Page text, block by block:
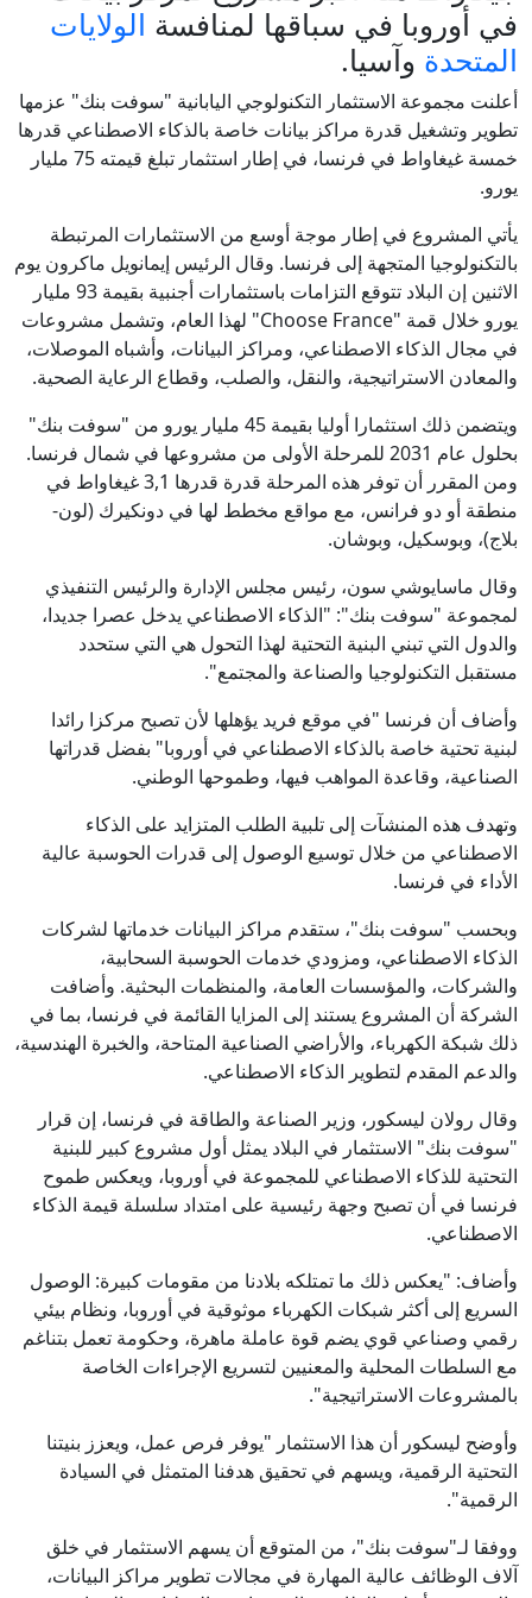
في أوروبا في سباقها لمنافسة الولايات
المتحدة وآسيا.
أعلنت مجموعة الاستثمار التكنولوجي اليابانية "سوفت بنك" عزمها
تطوير وتشغيل قدرة مراكز بيانات خاصة بالذكاء الاصطناعي قدرها
خمسة غيغاواط في فرنسا، في إطار استثمار تبلغ قيمته 75 مليار
يورو.
يأتي المشروع في إطار موجة أوسع من الاستثمارات المرتبطة
بالتكنولوجيا المتجهة إلى فرنسا. وقال الرئيس إيمانويل ماكرون يوم
الاثنين إن البلاد تتوقع التزامات باستثمارات أجنبية بقيمة 93 مليار
يورو خلال قمة "Choose France" لهذا العام، وتشمل مشروعات
في مجال الذكاء الاصطناعي، ومراكز البيانات، وأشباه الموصلات،
والمعادن الاستراتيجية، والنقل، والصلب، وقطاع الرعاية الصحية.
ويتضمن ذلك استثمارا أوليا بقيمة 45 مليار يورو من "سوفت بنك"
بحلول عام 2031 للمرحلة الأولى من مشروعها في شمال فرنسا.
ومن المقرر أن توفر هذه المرحلة قدرة قدرها 3,1 غيغاواط في
منطقة أو دو فرانس، مع مواقع مخطط لها في دونكيرك (لون-
بلاج)، وبوسكيل، وبوشان.
وقال ماسايوشي سون، رئيس مجلس الإدارة والرئيس التنفيذي
لمجموعة "سوفت بنك": "الذكاء الاصطناعي يدخل عصرا جديدا،
والدول التي تبني البنية التحتية لهذا التحول هي التي ستحدد
مستقبل التكنولوجيا والصناعة والمجتمع".
وأضاف أن فرنسا "في موقع فريد يؤهلها لأن تصبح مركزا رائدا
لبنية تحتية خاصة بالذكاء الاصطناعي في أوروبا" بفضل قدراتها
الصناعية، وقاعدة المواهب فيها، وطموحها الوطني.
وتهدف هذه المنشآت إلى تلبية الطلب المتزايد على الذكاء
الاصطناعي من خلال توسيع الوصول إلى قدرات الحوسبة عالية
الأداء في فرنسا.
وبحسب "سوفت بنك"، ستقدم مراكز البيانات خدماتها لشركات
الذكاء الاصطناعي، ومزودي خدمات الحوسبة السحابية،
والشركات، والمؤسسات العامة، والمنظمات البحثية. وأضافت
الشركة أن المشروع يستند إلى المزايا القائمة في فرنسا، بما في
ذلك شبكة الكهرباء، والأراضي الصناعية المتاحة، والخبرة الهندسية،
والدعم المقدم لتطوير الذكاء الاصطناعي.
وقال رولان ليسكور، وزير الصناعة والطاقة في فرنسا، إن قرار
"سوفت بنك" الاستثمار في البلاد يمثل أول مشروع كبير للبنية
التحتية للذكاء الاصطناعي للمجموعة في أوروبا، ويعكس طموح
فرنسا في أن تصبح وجهة رئيسية على امتداد سلسلة قيمة الذكاء
الاصطناعي.
وأضاف: "يعكس ذلك ما تمتلكه بلادنا من مقومات كبيرة: الوصول
السريع إلى أكثر شبكات الكهرباء موثوقية في أوروبا، ونظام بيئي
رقمي وصناعي قوي يضم قوة عاملة ماهرة، وحكومة تعمل بتناغم
مع السلطات المحلية والمعنيين لتسريع الإجراءات الخاصة
بالمشروعات الاستراتيجية".
وأوضح ليسكور أن هذا الاستثمار "يوفر فرص عمل، ويعزز بنيتنا
التحتية الرقمية، ويسهم في تحقيق هدفنا المتمثل في السيادة
الرقمية".
ووفقا لـ"سوفت بنك"، من المتوقع أن يسهم الاستثمار في خلق
آلاف الوظائف عالية المهارة في مجالات تطوير مراكز البيانات،